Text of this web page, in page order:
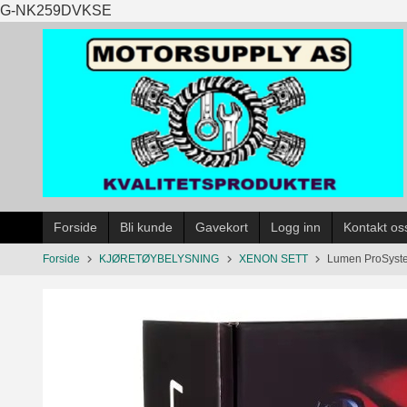
G-NK259DVKSE
til
innholdet
Forside Bli kunde Gavekort Logg inn Kontakt
Forside KJØRETØYBELYSNING XENON SETT Lumen